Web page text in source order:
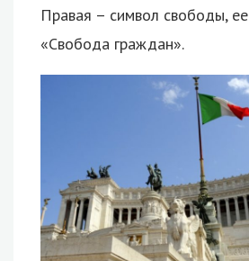
Правая – символ свободы,
«Свобода граждан».